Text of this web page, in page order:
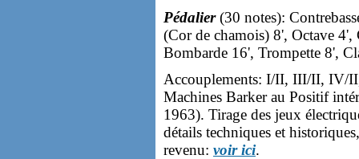
Pédalier(30 notes):
(Cor de chamois) 8', Octave
Bombarde 16', Trompette 8',
Accouplements: I/II, III/II, IV/
Machines Barker au Positif
1963). Tirage des jeux
détails techniques et
revenu: voir ici.